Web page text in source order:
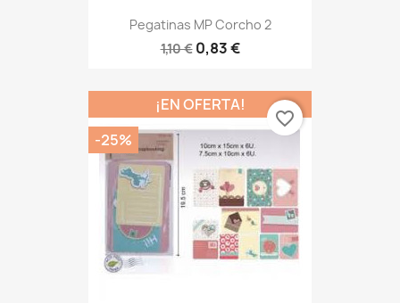
Pegatinas MP Corcho 2
1,10 € 0,83 €
¡EN OFERTA!
-25%
favorite_border